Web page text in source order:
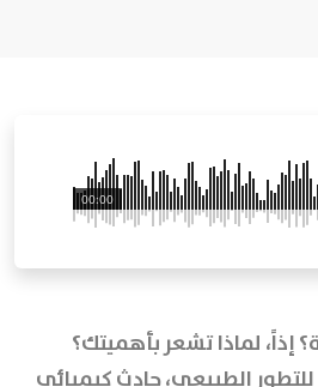
00:00
إذاً، لماذا تشعر بأهميتك؟
للتطور الطبيعي، حادث كيميائي